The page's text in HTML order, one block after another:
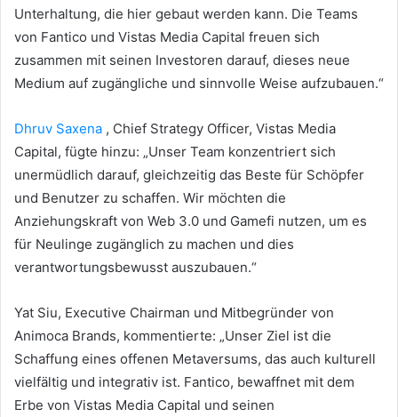
Unterhaltung, die hier gebaut werden kann. Die Teams
von Fantico und Vistas Media Capital freuen sich
zusammen mit seinen Investoren darauf, dieses neue
Medium auf zugängliche und sinnvolle Weise aufzubauen.“
Dhruv Saxena , Chief Strategy Officer, Vistas Media
Capital, fügte hinzu: „Unser Team konzentriert sich
unermüdlich darauf, gleichzeitig das Beste für Schöpfer
und Benutzer zu schaffen. Wir möchten die
Anziehungskraft von Web 3.0 und Gamefi nutzen, um es
für Neulinge zugänglich zu machen und dies
verantwortungsbewusst auszubauen.“
Yat Siu, Executive Chairman und Mitbegründer von
Animoca Brands, kommentierte: „Unser Ziel ist die
Schaffung eines offenen Metaversums, das auch kulturell
vielfältig und integrativ ist. Fantico, bewaffnet mit dem
Erbe von Vistas Media Capital und seinen